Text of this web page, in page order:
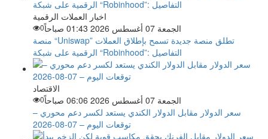
اخبار العملات الرقمية
الجمعة 07 أغسطس 2026 01:43 صباحاً
0
منصة “Uniswap” تطلق منصة جديدة تسمح بإطلاق العملات
الرقمية على شبكة “Robinhood”: التفاصيل
الاقتصاد
الجمعة 07 أغسطس 2026 06:06 صباحاً
0
سعر الدولار مقابل الدولار الكندي يستعد لكسر دعم محوري –
توقعات اليوم – 07-08-2026